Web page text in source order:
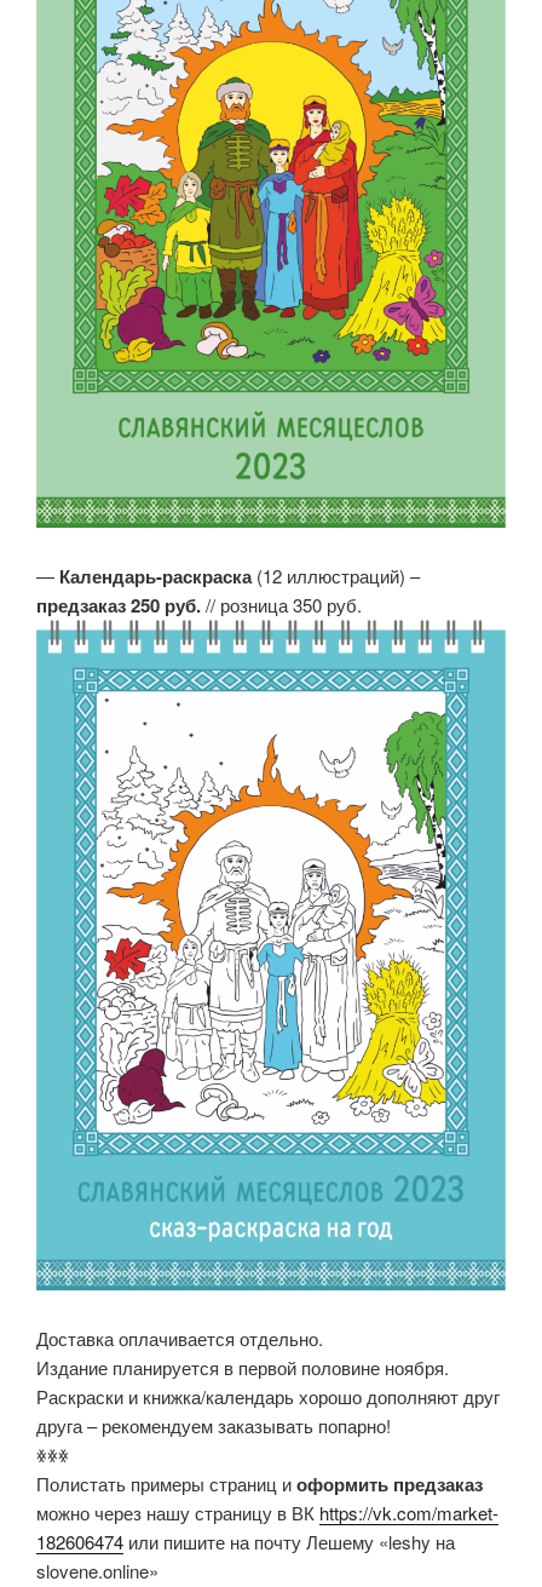
— Календарь-раскраска(12 иллюстраций) –
предзаказ 250 руб.// розница 350 руб.
Доставка оплачивается отдельно.
Издание планируется в первой половине ноября.
Раскраски и книжка/календарь хорошо дополняют друг
друга – рекомендуем заказывать попарно!
ꏍꏍꏍ
Полистать примеры страниц иоформить предзаказ
можно через нашу страницу в ВК https://vk.com/market-
182606474 или пишите на почту Лешему «leshy на
slovene.online»